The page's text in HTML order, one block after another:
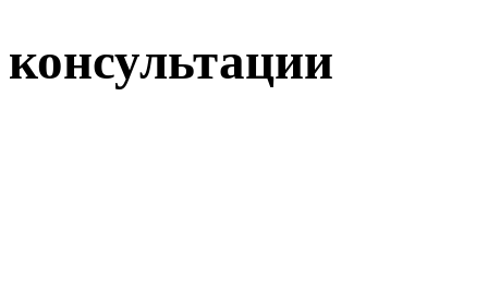
консультации